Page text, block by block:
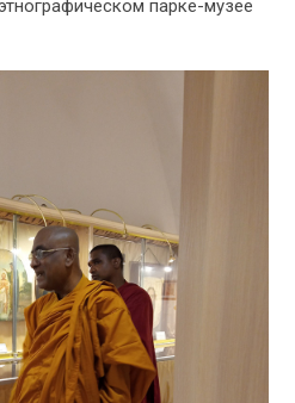
парке-музее